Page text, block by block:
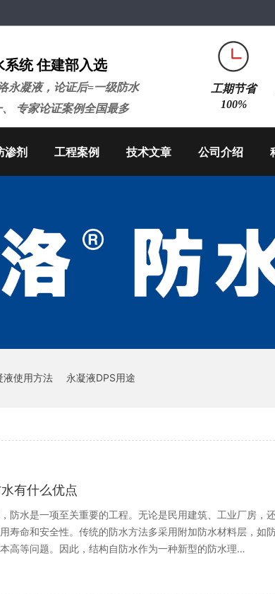
统 住建部入选
永凝液，论证后=一级防水
专家论证案例全国最多
工期节省
100%
渗剂 工程案例 技术文章 公司介绍
液使用方法 永凝液DPS用途
有什么优点
防水是一项至关重要的工程。无论是民用建筑、工业厂房，
寿命和安全性。传统的防水方法多采用附加防水材料层，如
高等问题。因此，结构自防水作为一种新型的防水理…